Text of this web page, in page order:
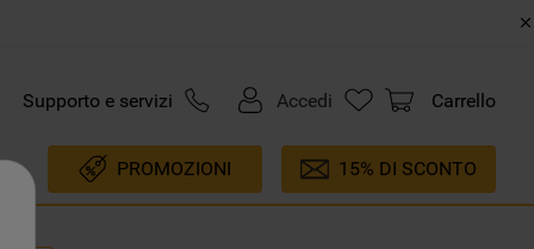
Supporto e servizi Accedi Carrello
PROMOZIONI 15% DI SCONTO